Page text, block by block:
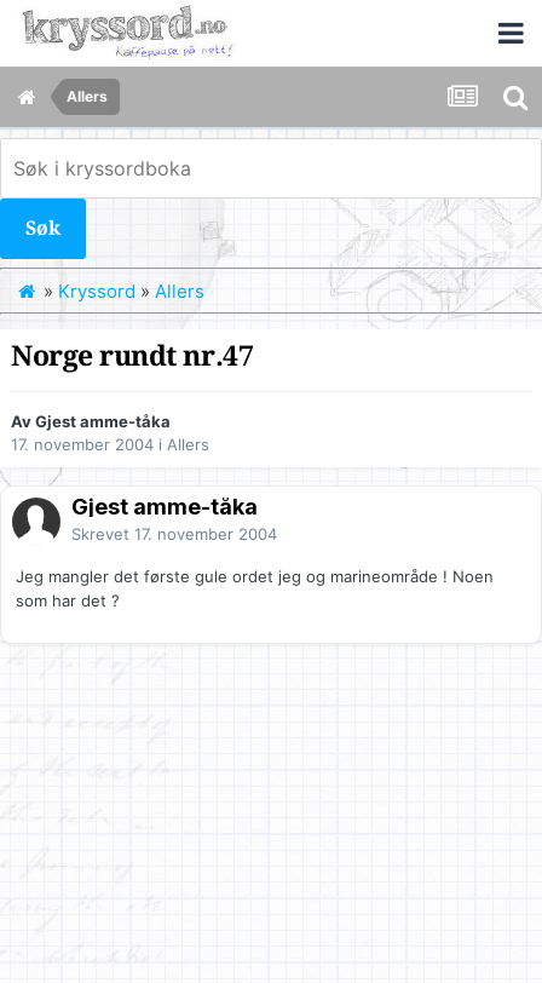
Allers
Søk
» Kryssord » Allers
Norge rundt nr.47
Av Gjest amme-tåka
17. november 2004 i Allers
Gjest amme-tåka
Skrevet 17. november 2004
Jeg mangler det første gule ordet jeg og marineområde ! Noen
som har det ?